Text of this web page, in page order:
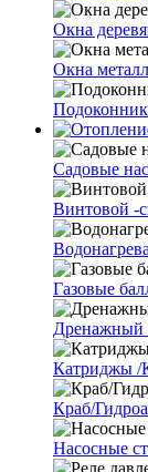
Окна
Окна
Cадовые
Винтовой -
Газовые
Дренажный
Катриджы /
Краб/
Насосные